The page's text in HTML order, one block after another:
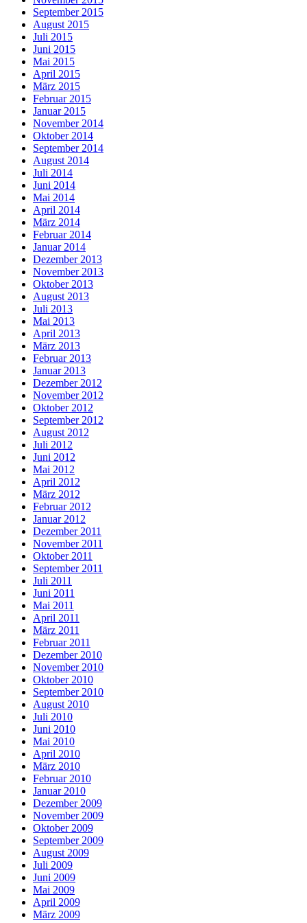
September 2015
August 2015
Juli 2015
Juni 2015
Mai 2015
April 2015
März 2015
Februar 2015
Januar 2015
November 2014
Oktober 2014
September 2014
August 2014
Juli 2014
Juni 2014
Mai 2014
April 2014
März 2014
Februar 2014
Januar 2014
Dezember 2013
November 2013
Oktober 2013
August 2013
Juli 2013
Mai 2013
April 2013
März 2013
Februar 2013
Januar 2013
Dezember 2012
November 2012
Oktober 2012
September 2012
August 2012
Juli 2012
Juni 2012
Mai 2012
April 2012
März 2012
Februar 2012
Januar 2012
Dezember 2011
November 2011
Oktober 2011
September 2011
Juli 2011
Juni 2011
Mai 2011
April 2011
März 2011
Februar 2011
Dezember 2010
November 2010
Oktober 2010
September 2010
August 2010
Juli 2010
Juni 2010
Mai 2010
April 2010
März 2010
Februar 2010
Januar 2010
Dezember 2009
November 2009
Oktober 2009
September 2009
August 2009
Juli 2009
Juni 2009
Mai 2009
April 2009
März 2009